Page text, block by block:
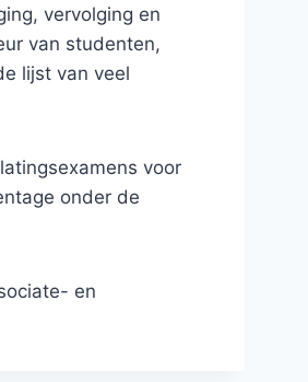
vervolging en
van studenten,
lijst van veel
voor
onder de
en